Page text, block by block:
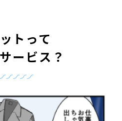
トって
ービス？